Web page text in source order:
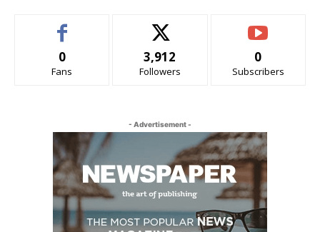
0
Fans
3,912
Followers
0
Subscribers
- Advertisement -